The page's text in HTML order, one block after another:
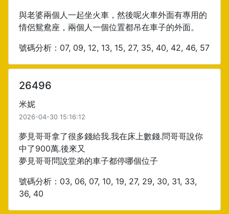
與老婆兩個人一起坐火車，然後呢火車外面有專用的
情侶鴛鴦座，兩個人一個位置都吊在車子的外面。
號碼分析：07, 09, 12, 13, 15, 27, 35, 40, 42, 46, 57
26496
米妮
2026-04-30 15:16:12
夢見哥哥拿了很多錢給我.我在床上數錢.問哥哥說你
中了900萬.後來又
夢見哥哥問說堂弟的車子都停哪個位子
號碼分析：03, 06, 07, 10, 19, 27, 29, 30, 31, 33,
36, 40